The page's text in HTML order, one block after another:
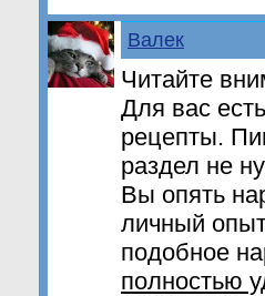
Валек
Читайте
Для вас
рецепты.
раздел не
Вы опять
личный
подобное
полностью